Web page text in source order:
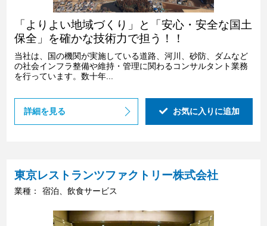
「よりよい地域づくり」と「安心・安全な国土
保全」を確かな技術力で担う！！
当社は、国の機関が実施している道路、河川、砂防、ダムなど
の社会インフラ整備や維持・管理に関わるコンサルタント業務
を行っています。数十年...
詳細を見る お気に入りに追加
東京レストランツファクトリー株式会社
業種： 宿泊、飲食サービス